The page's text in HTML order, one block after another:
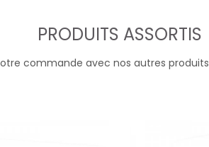
PRODUITS ASSORTIS
commande avec nos autres